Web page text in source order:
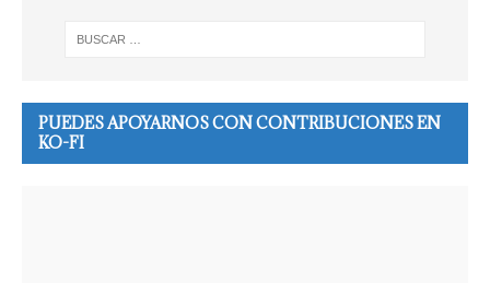
PUEDES APOYARNOS CON CONTRIBUCIONES EN
KO-FI